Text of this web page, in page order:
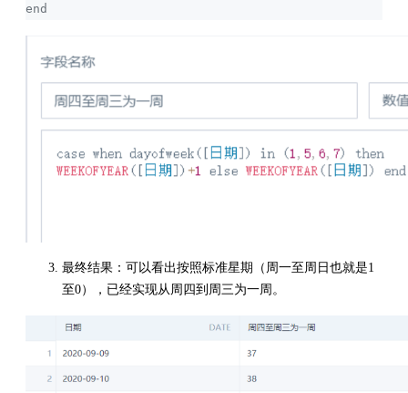
end
最终结果：可以看出按照标准星期（周一至周日也就是1
至0），已经实现从周四到周三为一周。